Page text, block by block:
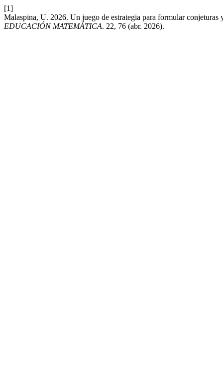
[1]
Malaspina, U. 2026. Un juego de estrategia para formular
EDUCACIÓN MATEMÁTICA. 22, 76 (abr. 2026).